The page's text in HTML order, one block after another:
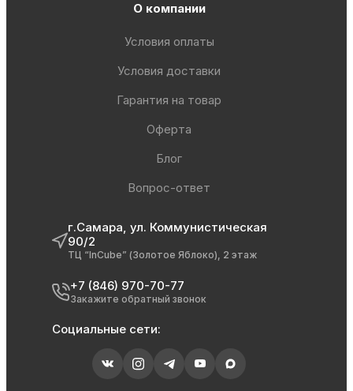
О компании
Условия оплаты
Условия доставки
Гарантия на товар
Оферта
Блог
Вопрос-ответ
г.Самара, ул. Коммунистическая
90/2
ТЦ “InCube” (Золотое Яблоко), 2 этаж
+7 (846) 970-70-77
Закажите обратный звонок
Социальные сети: